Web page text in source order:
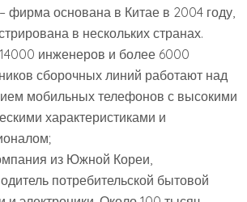
– фирма основана в Китае в 2004 году,
в нескольких странах.
инженеров и более 6000
сборочных линий работают над
мобильных телефонов с высокими
характеристиками и
из Южной Кореи,
потребительской бытовой